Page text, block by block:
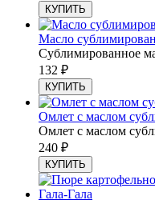
КУПИТЬ
Масло
Сублимированное
132 ₽
КУПИТЬ
Омлет с маслом
Омлет с маслом
240 ₽
КУПИТЬ